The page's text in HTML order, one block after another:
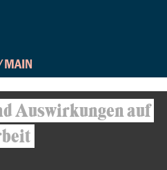
Auswirkungen auf